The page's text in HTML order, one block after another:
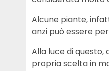
Alcune piante,
anzi può essere
Alla luce di
propria scelta in